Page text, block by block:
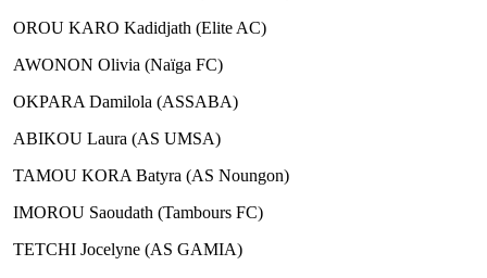
OROU KARO Kadidjath (Elite AC)
AWONON Olivia (Naïga FC)
OKPARA Damilola (ASSABA)
ABIKOU Laura (AS UMSA)
TAMOU KORA Batyra (AS Noungon)
IMOROU Saoudath (Tambours FC)
TETCHI Jocelyne (AS GAMIA)